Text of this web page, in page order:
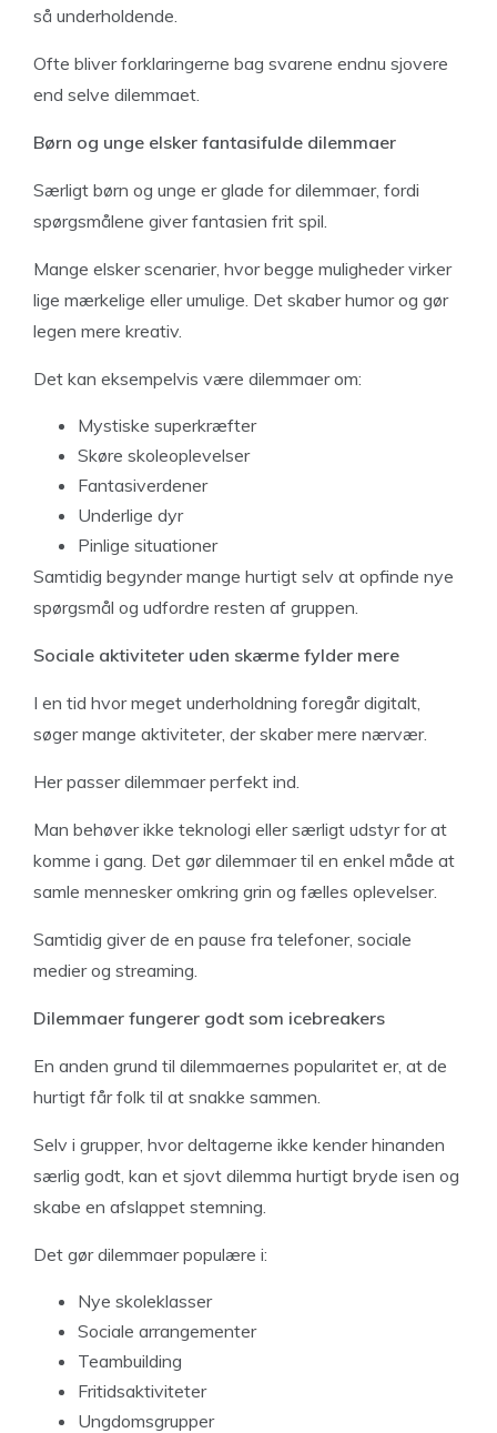
så underholdende.
Ofte bliver forklaringerne bag svarene endnu sjovere
end selve dilemmaet.
Børn og unge elsker fantasifulde dilemmaer
Særligt børn og unge er glade for dilemmaer, fordi
spørgsmålene giver fantasien frit spil.
Mange elsker scenarier, hvor begge muligheder virker
lige mærkelige eller umulige. Det skaber humor og gør
legen mere kreativ.
Det kan eksempelvis være dilemmaer om:
Mystiske superkræfter
Skøre skoleoplevelser
Fantasiverdener
Underlige dyr
Pinlige situationer
Samtidig begynder mange hurtigt selv at opfinde nye
spørgsmål og udfordre resten af gruppen.
Sociale aktiviteter uden skærme fylder mere
I en tid hvor meget underholdning foregår digitalt,
søger mange aktiviteter, der skaber mere nærvær.
Her passer dilemmaer perfekt ind.
Man behøver ikke teknologi eller særligt udstyr for at
komme i gang. Det gør dilemmaer til en enkel måde at
samle mennesker omkring grin og fælles oplevelser.
Samtidig giver de en pause fra telefoner, sociale
medier og streaming.
Dilemmaer fungerer godt som icebreakers
En anden grund til dilemmaernes popularitet er, at de
hurtigt får folk til at snakke sammen.
Selv i grupper, hvor deltagerne ikke kender hinanden
særlig godt, kan et sjovt dilemma hurtigt bryde isen og
skabe en afslappet stemning.
Det gør dilemmaer populære i:
Nye skoleklasser
Sociale arrangementer
Teambuilding
Fritidsaktiviteter
Ungdomsgrupper